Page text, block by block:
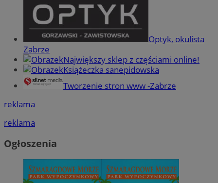
Optyk, okulista
Zabrze
Największy sklep z częściami online!
Książeczka sanepidowska
Tworzenie stron www -Zabrze
reklama
reklama
Ogłoszenia